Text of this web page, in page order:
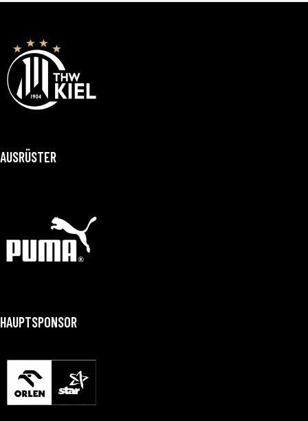
AUSRÜSTER
HAUPTSPONSOR